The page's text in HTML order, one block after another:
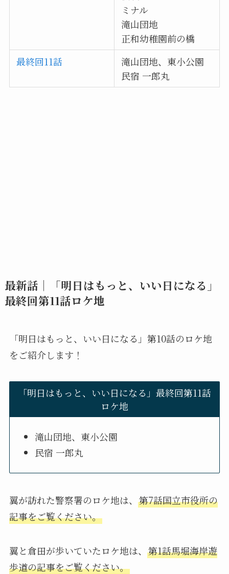
ミナル
滝山団地
正和幼稚園前の橋
最終回11話
滝山団地、東小公園
民宿 一郎丸
最新話｜「明日はもっと、いい日になる」
最終回第11話ロケ地
「明日はもっと、いい日になる」第10話のロケ地
をご紹介します！
「明日はもっと、いい日になる」最終回第11話
ロケ地
滝山団地、東小公園
民宿 一郎丸
翼が訪れた警察署のロケ地は、 第7話国立市役所の
記事をご覧ください。
翼と倉田が歩いていたロケ地は、 第1話馬堀海岸遊
歩道の記事をご覧ください。